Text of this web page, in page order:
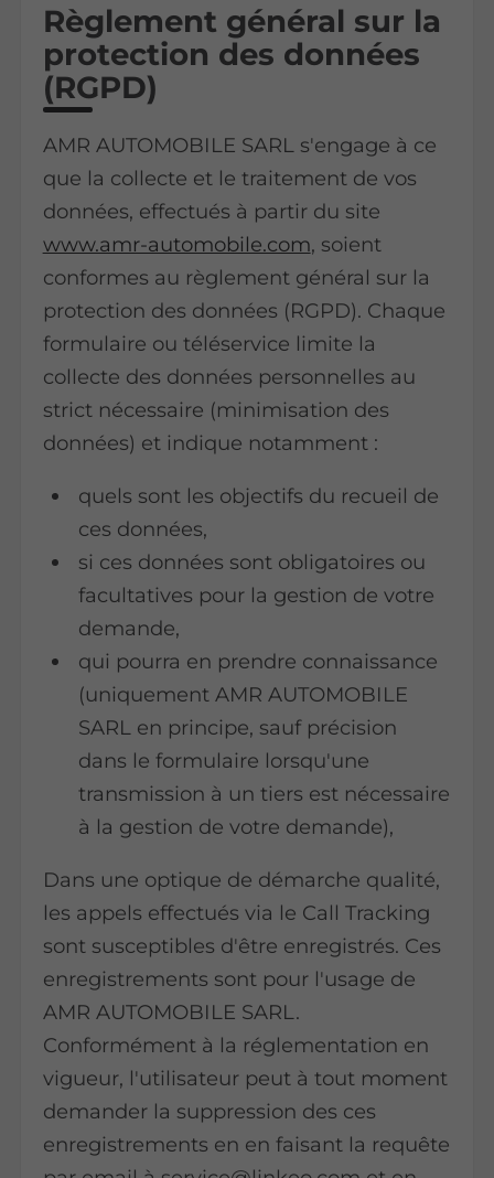
Règlement général sur la
protection des données
(RGPD)
AMR AUTOMOBILE SARL s'engage à ce
que la collecte et le traitement de vos
données, effectués à partir du site
www.amr-automobile.com, soient
conformes au règlement général sur la
protection des données (RGPD). Chaque
formulaire ou téléservice limite la
collecte des données personnelles au
strict nécessaire (minimisation des
données) et indique notamment :
quels sont les objectifs du recueil de
ces données,
si ces données sont obligatoires ou
facultatives pour la gestion de votre
demande,
qui pourra en prendre connaissance
(uniquement AMR AUTOMOBILE
SARL en principe, sauf précision
dans le formulaire lorsqu'une
transmission à un tiers est nécessaire
à la gestion de votre demande),
Dans une optique de démarche qualité,
les appels effectués via le Call Tracking
sont susceptibles d'être enregistrés. Ces
enregistrements sont pour l'usage de
AMR AUTOMOBILE SARL.
Conformément à la réglementation en
vigueur, l'utilisateur peut à tout moment
demander la suppression des ces
enregistrements en en faisant la requête